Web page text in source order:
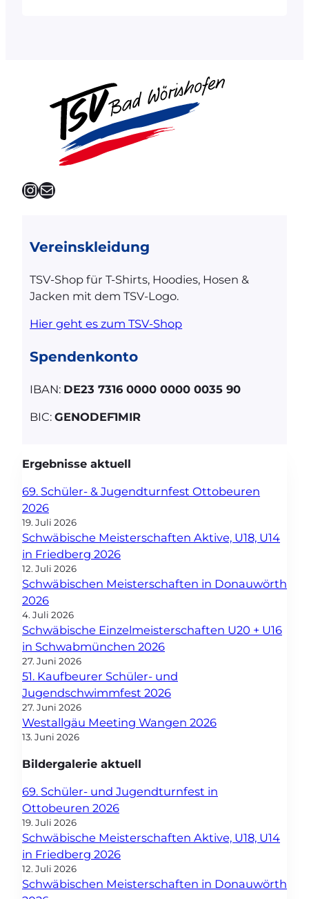
InstagramE-Mail
Vereinskleidung
TSV-Shop für T-Shirts, Hoodies, Hosen &
Jacken mit dem TSV-Logo.
Hier geht es zum TSV-Shop
Spendenkonto
IBAN: DE23 7316 0000 0000 0035 90
BIC:GENODEF1MIR
Ergebnisse aktuell
69. Schüler- & Jugendturnfest Ottobeuren
2026
19. Juli 2026
Schwäbische Meisterschaften Aktive, U18, U14
in Friedberg 2026
12. Juli 2026
Schwäbischen Meisterschaften in Donauwörth
2026
4. Juli 2026
Schwäbische Einzelmeisterschaften U20 + U16
in Schwabmünchen 2026
27. Juni 2026
51. Kaufbeurer Schüler- und
Jugendschwimmfest 2026
27. Juni 2026
Westallgäu Meeting Wangen 2026
13. Juni 2026
Bildergalerie aktuell
69. Schüler- und Jugendturnfest in
Ottobeuren 2026
19. Juli 2026
Schwäbische Meisterschaften Aktive, U18, U14
in Friedberg 2026
12. Juli 2026
Schwäbischen Meisterschaften in Donauwörth